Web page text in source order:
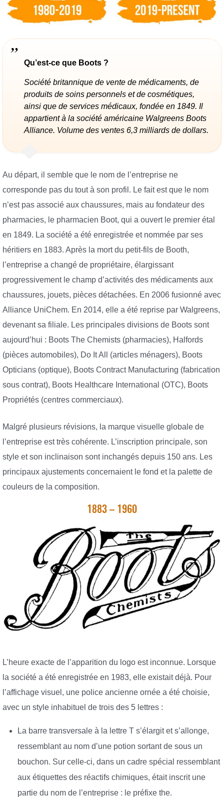
Qu’est-ce que Boots ?
Société britannique de vente de médicaments, de
produits de soins personnels et de cosmétiques,
ainsi que de services médicaux, fondée en 1849. Il
appartient à la société américaine Walgreens Boots
Alliance. Volume des ventes 6,3 milliards de dollars.
Au départ, il semble que le nom de l’entreprise ne
corresponde pas du tout à son profil. Le fait est que le nom
n’est pas associé aux chaussures, mais au fondateur des
pharmacies, le pharmacien Boot, qui a ouvert le premier étal
en 1849. La société a été enregistrée et nommée par ses
héritiers en 1883. Après la mort du petit-fils de Booth,
l’entreprise a changé de propriétaire, élargissant
progressivement le champ d’activités des médicaments aux
chaussures, jouets, pièces détachées. En 2006 fusionné avec
Alliance UniChem. En 2014, elle a été reprise par Walgreens,
devenant sa filiale. Les principales divisions de Boots sont
aujourd’hui : Boots The Chemists (pharmacies), Halfords
(pièces automobiles), Do It All (articles ménagers), Boots
Opticians (optique), Boots Contract Manufacturing (fabrication
sous contrat), Boots Healthcare International (OTC), Boots
Propriétés (centres commerciaux).
Malgré plusieurs révisions, la marque visuelle globale de
l’entreprise est très cohérente. L’inscription principale, son
style et son inclinaison sont inchangés depuis 150 ans. Les
principaux ajustements concernaient le fond et la palette de
couleurs de la composition.
1883 – 1960
L’heure exacte de l’apparition du logo est inconnue. Lorsque
la société a été enregistrée en 1983, elle existait déjà. Pour
l’affichage visuel, une police ancienne ornée a été choisie,
avec un style inhabituel de trois des 5 lettres :
La barre transversale à la lettre T s’élargit et s’allonge,
ressemblant au nom d’une potion sortant de sous un
bouchon. Sur celle-ci, dans un cadre spécial ressemblant
aux étiquettes des réactifs chimiques, était inscrit une
partie du nom de l’entreprise : le préfixe the.